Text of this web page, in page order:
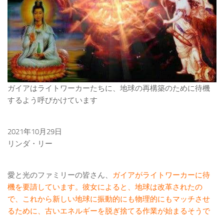
ガイアはライトワーカーたちに、地球の再構築のために待機
するよう呼びかけています
2021年10月29日
リンダ・リー
愛と光のファミリーの皆さん、
ガイアがライトワーカーに待
機を要請しています。彼女によると、地球は改革されたの
で、これから新しい地球に振動的にも物理的にもマッチさせ
るために、古いエネルギーを脱ぎ捨てる作業が始まるそうで